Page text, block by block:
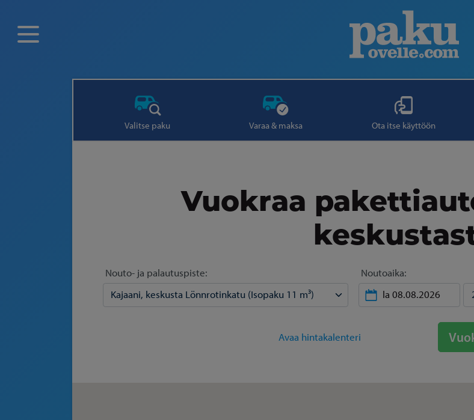
Valitse paku Varaa & maksa Ota itse käyttöön
Vuokraa
Nouto- ja palautuspiste: Noutoaika:
Avaa hintakalenteri